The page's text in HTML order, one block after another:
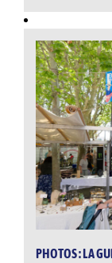
PHOTOS : LA